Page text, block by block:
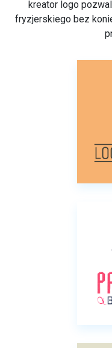
kreator logo
fryzjerskiego bez